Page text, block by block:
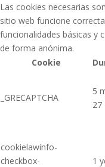
Las cookies necesarias
sitio web funcione
funcionalidades básicas y
de forma anónima.
Cookie
_GRECAPTCHA
5
27
cookielawinfo-
checkbox-
1